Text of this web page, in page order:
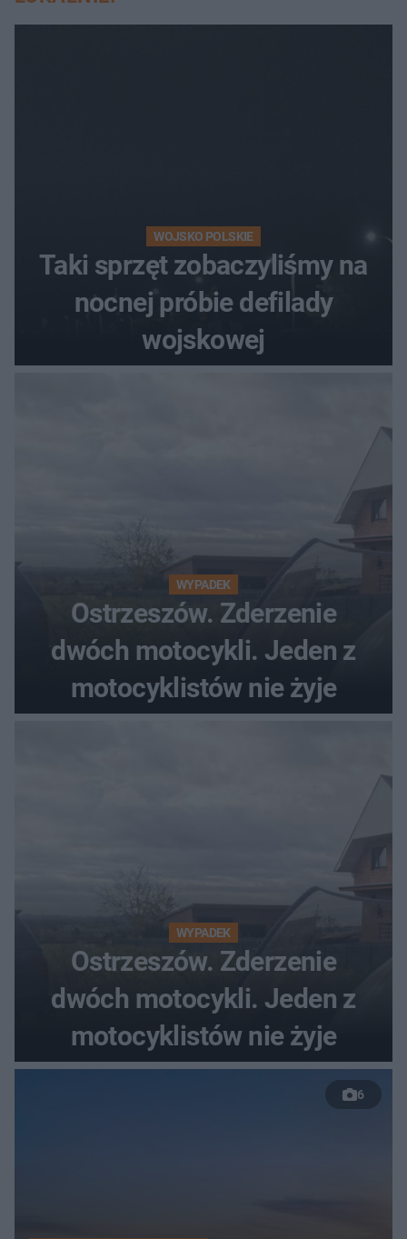
WOJSKO POLSKIE
Taki sprzęt zobaczyliśmy na
nocnej próbie defilady
wojskowej
WYPADEK
Ostrzeszów. Zderzenie
dwóch motocykli. Jeden z
motocyklistów nie żyje
WYPADEK
Ostrzeszów. Zderzenie
dwóch motocykli. Jeden z
motocyklistów nie żyje
6